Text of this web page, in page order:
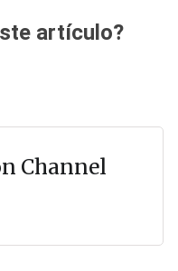
artículo?
Channel